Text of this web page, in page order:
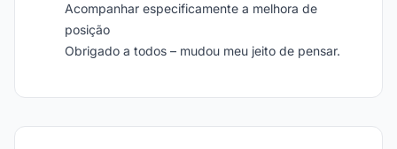
Acompanhar especificamente a melhora de
posição
Obrigado a todos – mudou meu jeito de pensar.